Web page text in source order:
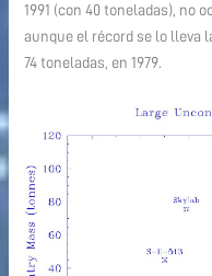
1991 (con 40 toneladas), no
aunque el récord se lo lleva
74 toneladas, en 1979.